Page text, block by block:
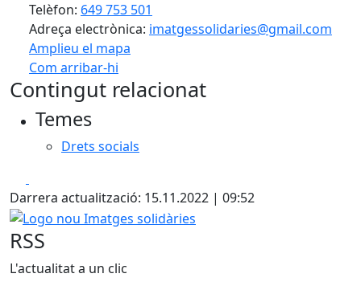
Telèfon: 649 753 501
Adreça electrònica: imatgessolidaries@gmail.com
Amplieu el mapa
Com arribar-hi
+
Contingut relacionat
Temes
Drets socials
Darrera actualització: 15.11.2022 | 09:52
Logo nou Imatges solidàries
RSS
L'actualitat a un clic